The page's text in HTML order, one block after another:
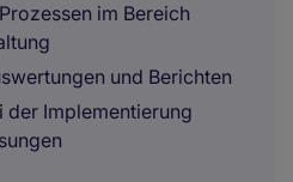
im Bereich
und Berichten
der Implementierung